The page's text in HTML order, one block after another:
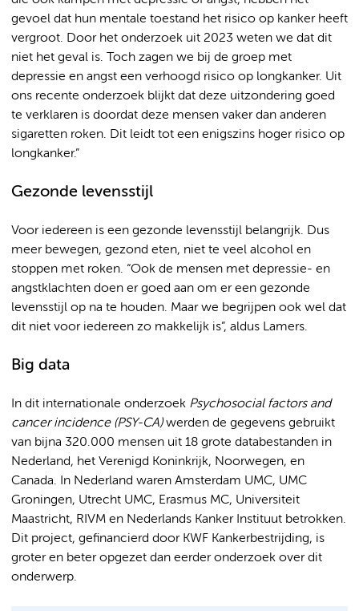
gevoel dat hun mentale toestand het risico op kanker heeft
vergroot. Door het onderzoek uit 2023 weten we dat dit
niet het geval is. Toch zagen we bij de groep met
depressie en angst een verhoogd risico op longkanker. Uit
ons recente onderzoek blijkt dat deze uitzondering goed
te verklaren is doordat deze mensen vaker dan anderen
sigaretten roken. Dit leidt tot een enigszins hoger risico op
longkanker.”
Gezonde levensstijl
Voor iedereen is een gezonde levensstijl belangrijk. Dus
meer bewegen, gezond eten, niet te veel alcohol en
stoppen met roken. “Ook de mensen met depressie- en
angstklachten doen er goed aan om er een gezonde
levensstijl op na te houden. Maar we begrijpen ook wel dat
dit niet voor iedereen zo makkelijk is”, aldus Lamers.
Big data
In dit internationale onderzoek Psychosocial factors and
cancer incidence (PSY-CA)werden de gegevens gebruikt
van bijna 320.000 mensen uit 18 grote databestanden in
Nederland, het Verenigd Koninkrijk, Noorwegen, en
Canada. In Nederland waren Amsterdam UMC, UMC
Groningen, Utrecht UMC, Erasmus MC, Universiteit
Maastricht, RIVM en Nederlands Kanker Instituut betrokken.
Dit project, gefinancierd door KWF Kankerbestrijding, is
groter en beter opgezet dan eerder onderzoek over dit
onderwerp.